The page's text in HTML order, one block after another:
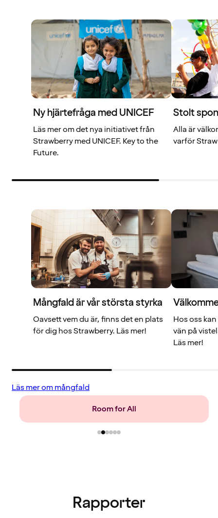
Ny hjärtefråga med UNICEF
Läs mer om det nya initiativet från
Strawberry med UNICEF. Key to the
Future.
Stolt
Alla är
varför
Mångfald är vår största styrka
Oavsett vem du är, finns det en plats
för dig hos Strawberry. Läs mer!
Hos oss
vän på
Läs mer!
Läs mer om mångfald
Mat och dryck
Rapporter